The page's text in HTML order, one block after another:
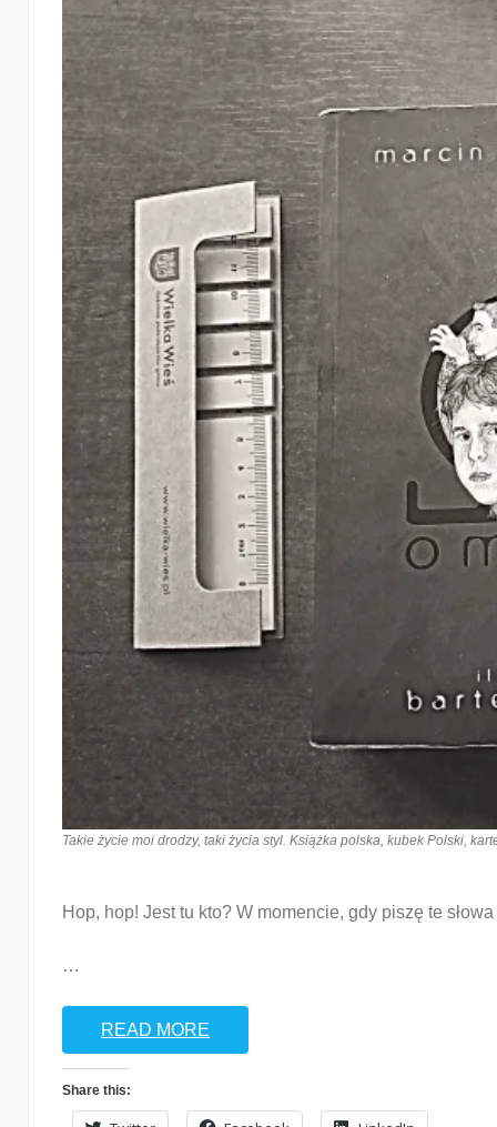
Takie życie moi drodzy, taki życia styl. Książka polska, kubek Polski,
Hop, hop! Jest tu kto? W momencie, gdy piszę te
…
READ MORE
Share this: